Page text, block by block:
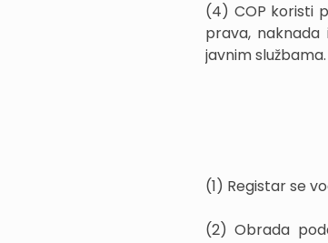
(4) COP koristi
prava, naknada
javnim službama.
(1) Registar se
(2) Obrada